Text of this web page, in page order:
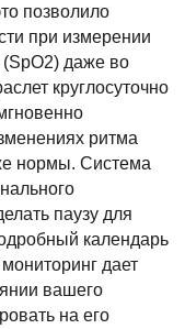
позволило
при измерении
(SpO2) даже во
круглосуточно
ритма
нормы. Система
паузу для
календарь
дает
вашего
на его